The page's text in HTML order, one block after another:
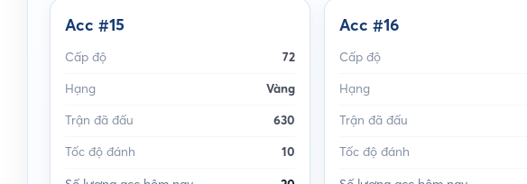
Acc #15
Cấp độ 72
Hạng Vàng
Trận đã đấu 630
Tốc độ đánh 10
Acc #16
Cấp độ
Hạng
Trận đã đấu
Tốc độ đánh